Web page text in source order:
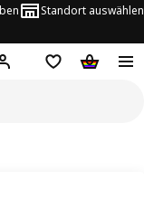
Standort auswählen
Hej! Hier einloggen
Merkzettel